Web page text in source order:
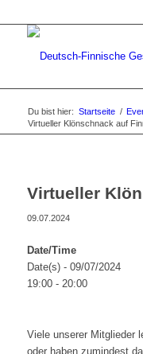
Du bist hier: Startseite /
Virtueller Klönschnack auf
Virtueller
09.07.2024
Date/Time
Date(s) - 09/07/2024
19:00 - 20:00
Viele unserer Mitglieder
oder haben zumindest